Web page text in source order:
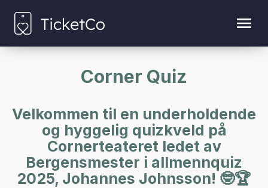
Corner Quiz
Velkommen til en underholdende
og hyggelig quizkveld på
Cornerteateret ledet av
Bergensmester i allmennquiz
2025, Johannes Johnsson! 🤓🏆